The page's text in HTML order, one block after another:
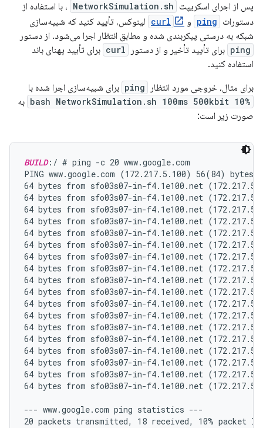
پس از اجرای اسکریپت NetworkSimulation.sh ، با استفاده از
دستورات ping و curl لینوکس، تأیید کنید که شبیه‌سازی
شبکه به درستی پیکربندی شده و مطابق انتظار اجرا می‌شود. از دستور
ping برای تأیید تأخیر و از دستور curl برای تأیید پهنای باند
استفاده کنید.
برای مثال، خروجی مورد انتظار
ping برای شبیه‌سازی اجرا شده با
bash NetworkSimulation.sh 100ms 500kbit 10% به
صورت زیر است:
BUILD:/ # ping -c 20 www.google.com
PING www.google.com (172.217.5.100) 56(84) bytes
64 bytes from sfo03s07-in-f4.1e100.net
64 bytes from sfo03s07-in-f4.1e100.net
64 bytes from sfo03s07-in-f4.1e100.net
64 bytes from sfo03s07-in-f4.1e100.net
64 bytes from sfo03s07-in-f4.1e100.net
64 bytes from sfo03s07-in-f4.1e100.net
64 bytes from sfo03s07-in-f4.1e100.net
64 bytes from sfo03s07-in-f4.1e100.net
64 bytes from sfo03s07-in-f4.1e100.net
64 bytes from sfo03s07-in-f4.1e100.net
64 bytes from sfo03s07-in-f4.1e100.net
64 bytes from sfo03s07-in-f4.1e100.net
64 bytes from sfo03s07-in-f4.1e100.net
64 bytes from sfo03s07-in-f4.1e100.net
64 bytes from sfo03s07-in-f4.1e100.net
64 bytes from sfo03s07-in-f4.1e100.net
64 bytes from sfo03s07-in-f4.1e100.net
64 bytes from sfo03s07-in-f4.1e100.net
--- www.google.com ping statistics ---
20 packets transmitted, 18 received, 10% packet